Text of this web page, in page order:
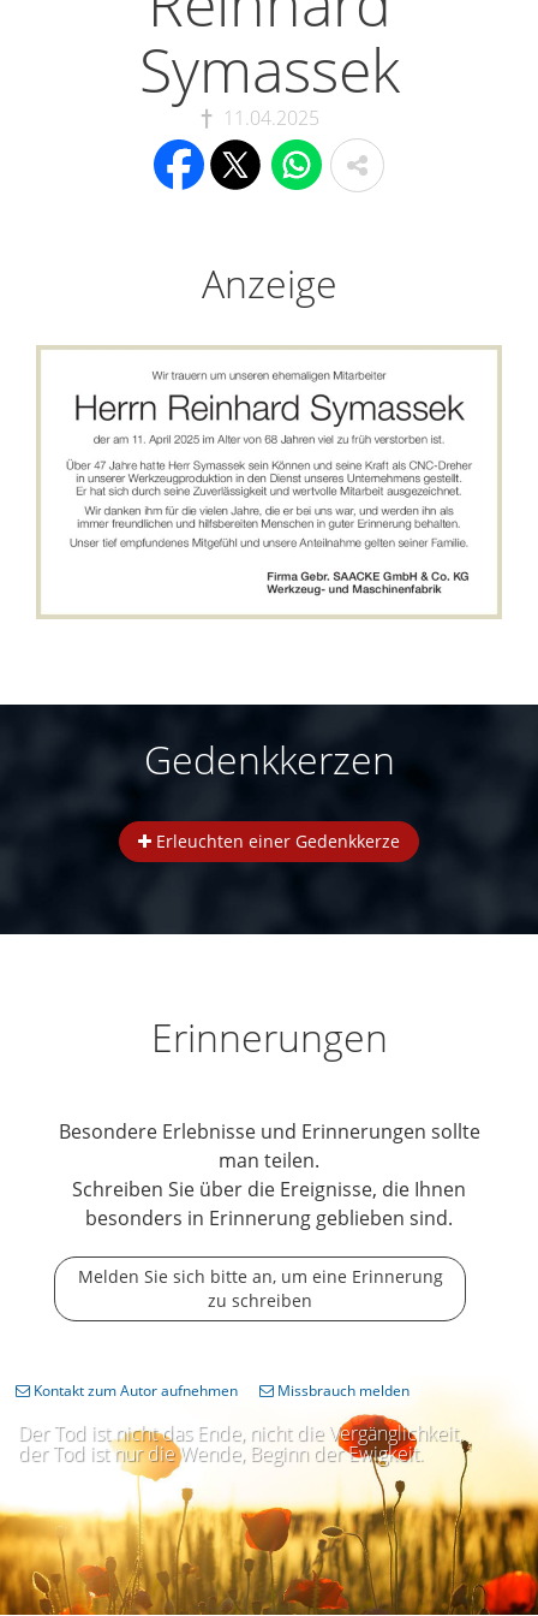
Symassek
11.04.2025
Anzeige
Gedenkkerzen
Erleuchten einer Gedenkkerze
Erinnerungen
Besondere Erlebnisse und Erinnerungen sollte
man teilen.
Schreiben Sie über die Ereignisse, die Ihnen
besonders in Erinnerung geblieben sind.
Melden Sie sich bitte an, um eine Erinnerung
zu schreiben
Der Tod ist nicht das Ende, nicht die Vergänglichkeit,
der Tod ist nur die Wende, Beginn der Ewigkeit.
Kontakt zum Autor aufnehmen Missbrauch melden